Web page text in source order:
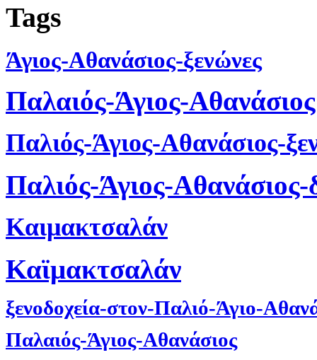
Tags
Άγιος-Αθανάσιος-ξενώνες
Παλαιός-Άγιος-Αθανάσιος
Παλιός-Άγιος-Αθανάσιος-
Παλιός-Άγιος-
Καιμακτσαλάν
Καϊμακτσαλάν
ξενοδοχεία-στον-Παλιό-Άγιο-
Παλαιός-Άγιος-Αθανάσιος